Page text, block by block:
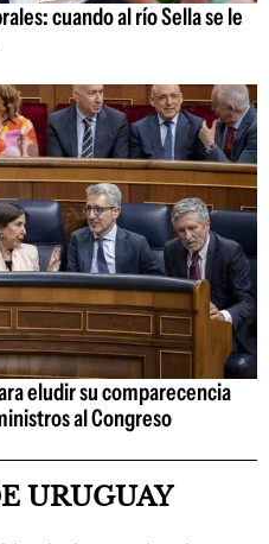
cuando al río Sella se le
eludir su comparecencia
al Congreso
URUGUAY